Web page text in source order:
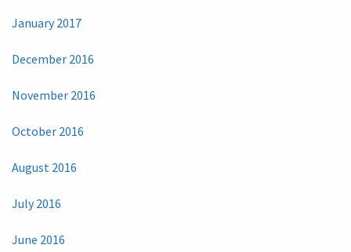
January 2017
December 2016
November 2016
October 2016
August 2016
July 2016
June 2016